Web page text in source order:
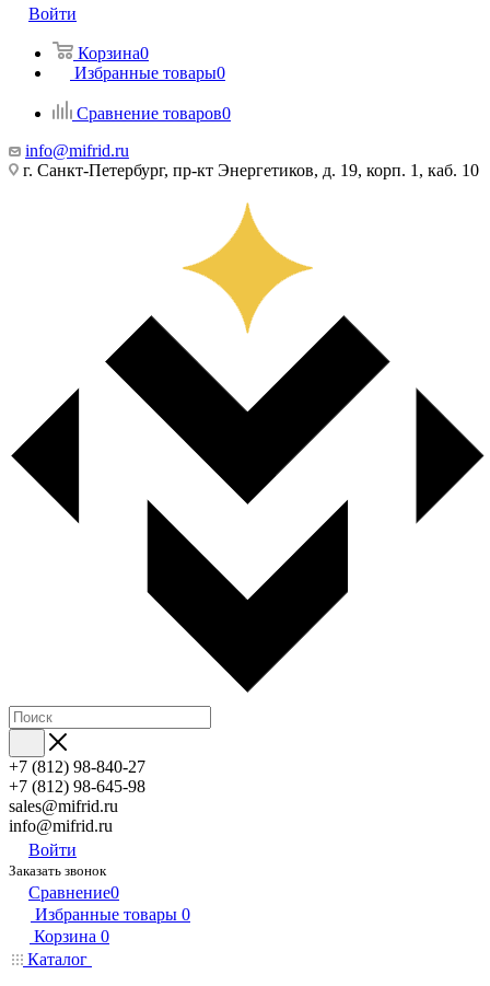
Войти
Корзина0
Избранные товары0
Сравнение товаров0
info@mifrid.ru
г. Санкт-Петербург, пр-кт Энергетиков, д. 19, корп. 1, каб. 10
+7 (812) 98-840-27
+7 (812) 98-645-98
sales@mifrid.ru
info@mifrid.ru
Войти
Заказать звонок
Сравнение0
Избранные товары 0
Корзина 0
Каталог